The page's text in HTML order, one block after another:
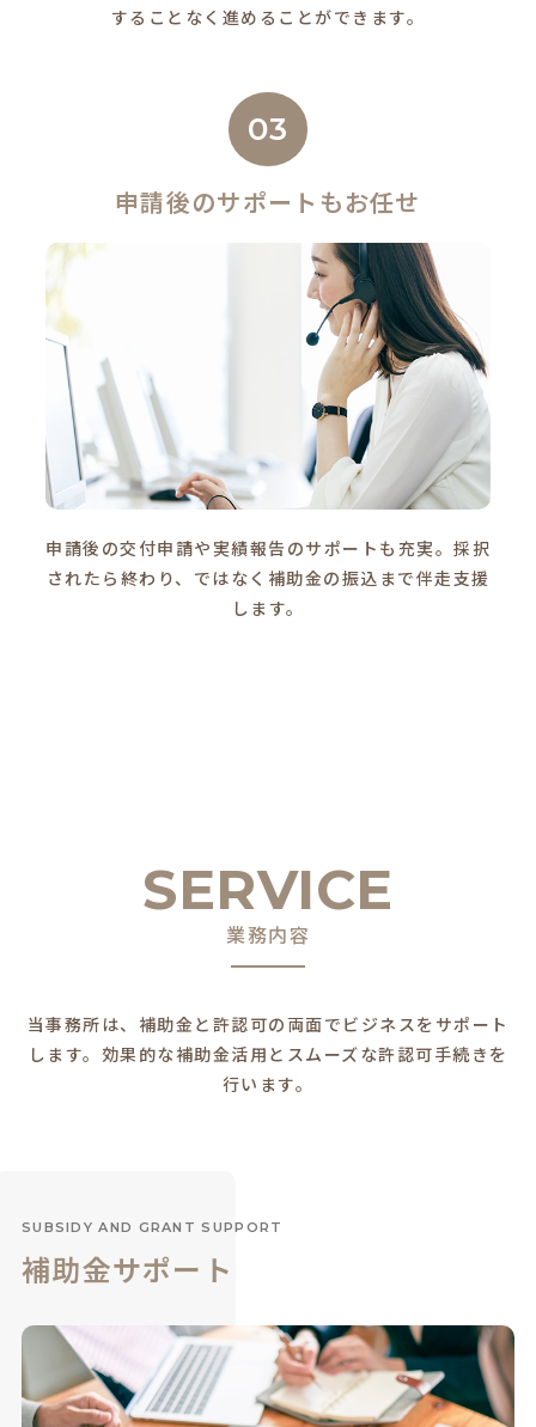
することなく進めることができます。
03
申請後のサポートもお任せ
申請後の交付申請や実績報告のサポートも充実。採択
されたら終わり、ではなく補助金の振込まで伴走支援
します。
SERVICE
業務内容
当事務所は、補助金と許認可の両面でビジネスをサポート
します。 効果的な補助金活用とスムーズな許認可手続きを
行います。
SUBSIDY AND GRANT SUPPORT
補助金サポート